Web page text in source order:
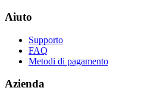
Aiuto
Supporto
FAQ
Metodi di pagamento
Azienda